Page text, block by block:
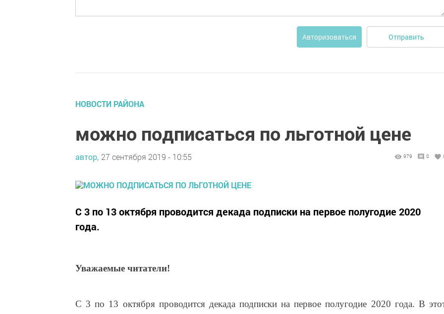
Авторизоваться Отправить
НОВОСТИ РАЙОНА
можно подписаться по льготной цене
автор, 27 сентября 2019 - 10:55 979 0
С 3 по 13 октября проводится декада подписки на первое полугодие 2020
года.
Уважаемые читатели!
С 3 по 13 октября проводится декада подписки на первое полугодие 2020 года. В